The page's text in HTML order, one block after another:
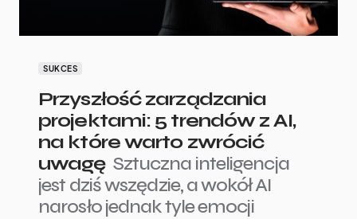
SUKCES
Przyszłość zarządzania
projektami: 5 trendów z AI,
na które warto zwrócić
uwagę Sztuczna inteligencja
jest dziś wszędzie, a wokół AI
narosło jednak tyle emocji